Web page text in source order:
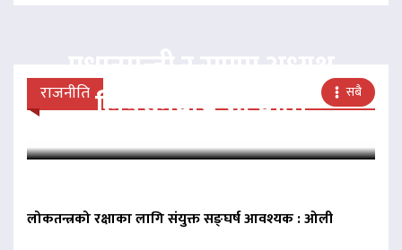
राजनीति सबै
प्रधानमन्त्री र राप्रपा अध्यक्ष
लिङदेनबीच भेटवार्ता
लोकतन्त्रको रक्षाका लागि संयुक्त सङ्घर्ष आवश्यक : ओली